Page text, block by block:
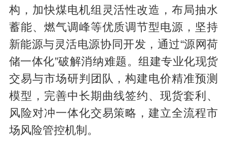
构，加快煤电机组灵活性改造，布局抽水
蓄能、燃气调峰等优质调节型电源，坚持
新能源与灵活电源协同开发，通过“源网荷
储一体化”破解消纳难题。组建专业化现货
交易与市场研判团队，构建电价精准预测
模型，完善中长期曲线签约、现货套利、
风险对冲一体化交易策略，建立全流程市
场风险管控机制。